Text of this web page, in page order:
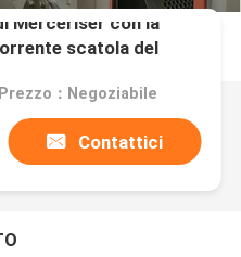
Merceriser con la
scatola del
Prezzo：Negoziabile
Contattici